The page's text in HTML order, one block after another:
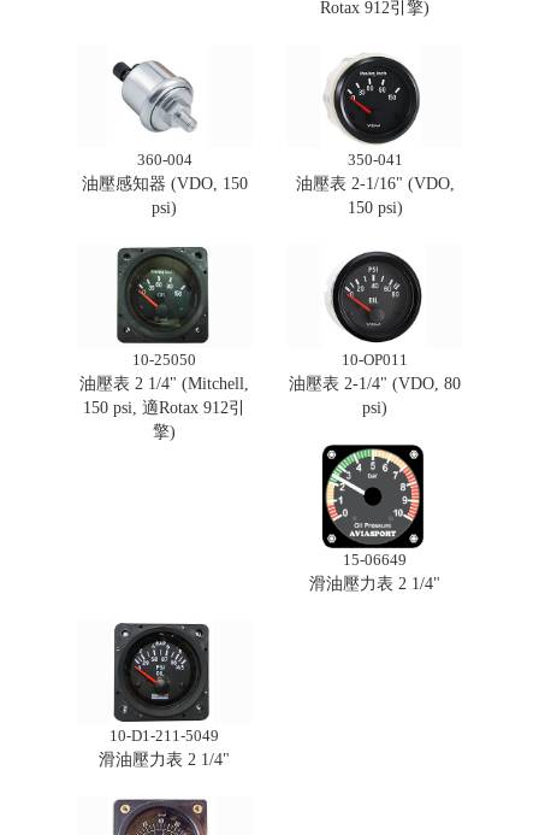
Rotax 912引擎)
360-004
油壓感知器 (VDO, 150
psi)
350-041
油壓表 2-1/16" (VDO,
150 psi)
10-25050
油壓表 2 1/4" (Mitchell,
150 psi, 適Rotax 912引
擎)
10-OP011
油壓表 2-1/4" (VDO, 80
psi)
15-06649
滑油壓力表 2 1/4"
10-D1-211-5049
滑油壓力表 2 1/4"